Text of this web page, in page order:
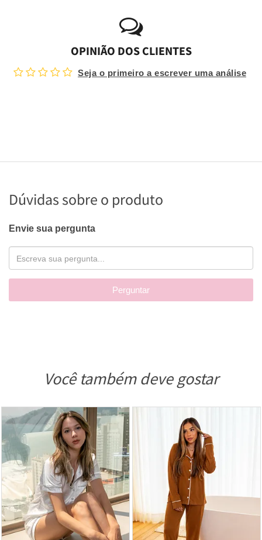
OPINIÃO DOS CLIENTES
Seja o primeiro a escrever uma análise
Dúvidas sobre o produto
Envie sua pergunta
Perguntar
Você também deve gostar